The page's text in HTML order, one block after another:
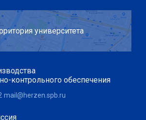
университета
контрольного обеспечения
mail@herzen.spb.ru